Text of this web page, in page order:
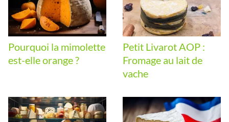
Pourquoi la mimolette
est-elle orange ?
Petit Livarot AOP :
Fromage au lait de
vache